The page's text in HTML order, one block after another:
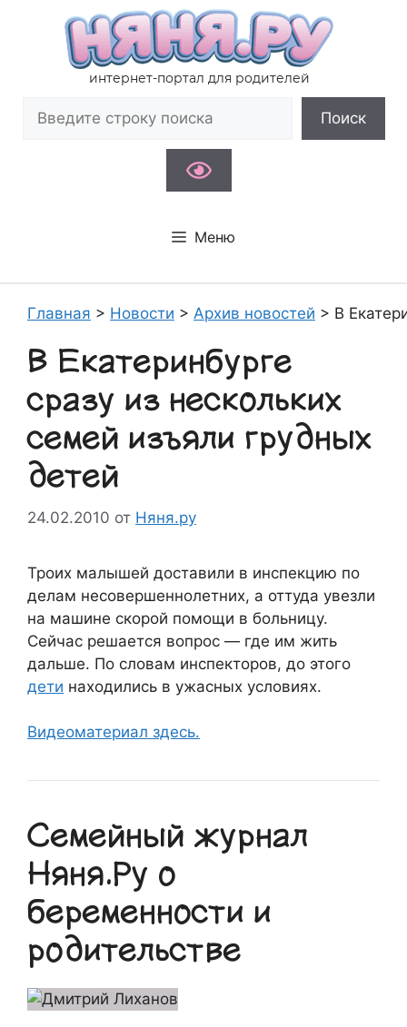
содержимому
интернет-портал для родителей
Поиск
Меню
Главная > Новости > Архив новостей > В
В Екатеринбурге
сразу из нескольких
семей изъяли грудных
детей
24.02.2010 от Няня.ру
Троих малышей доставили в инспекцию по
делам несовершеннолетних, а оттуда увезли
на машине скорой помощи в больницу.
Сейчас решается вопрос — где им жить
дальше. По словам инспекторов, до этого
дети находились в ужасных условиях.
Видеоматериал здесь.
Семейный журнал
Няня.Ру о
беременности и
родительстве